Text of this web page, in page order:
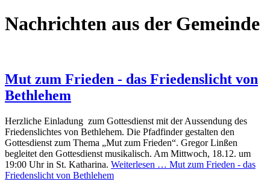
Nachrichten aus der Gemeinde
Mut zum Frieden - das Friedenslicht von
Bethlehem
Herzliche Einladung zum Gottesdienst mit der Aussendung des
Friedenslichtes von Bethlehem. Die Pfadfinder gestalten den
Gottesdienst zum Thema „Mut zum Frieden“. Gregor Linßen
begleitet den Gottesdienst musikalisch. Am Mittwoch, 18.12. um
19:00 Uhr in St. Katharina. Weiterlesen … Mut zum Frieden - das
Friedenslicht von Bethlehem